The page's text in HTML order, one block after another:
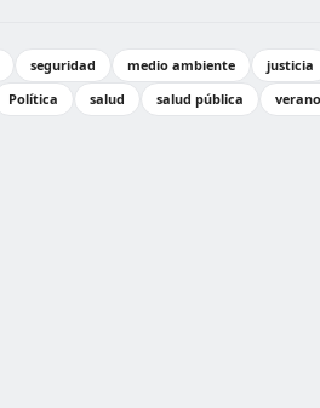
seguridad medio ambiente justicia
Política salud salud pública verano